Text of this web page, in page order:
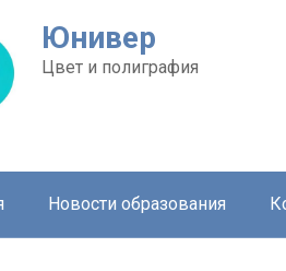
Юнивер
Цвет и полиграфия
Новости образования